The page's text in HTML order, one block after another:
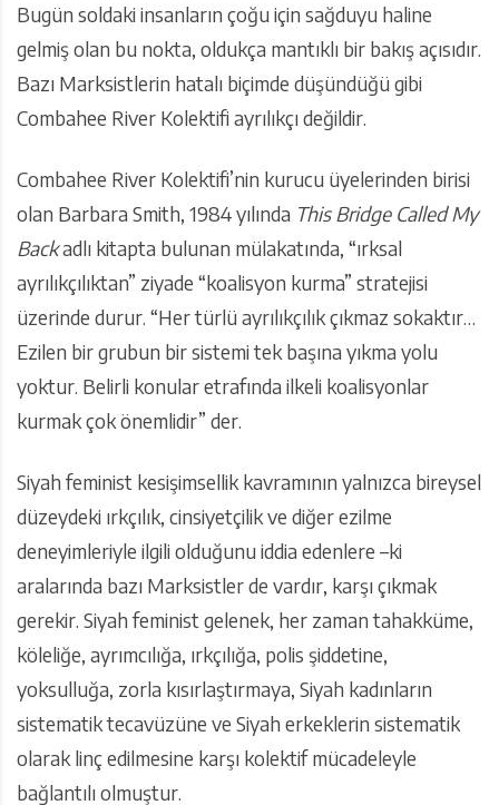
Bugün soldaki insanların çoğu için sağduyu haline
gelmiş olan bu nokta, oldukça mantıklı bir bakış açısıdır.
Bazı Marksistlerin hatalı biçimde düşündüğü gibi
Combahee River Kolektifi ayrılıkçı değildir.
Combahee River Kolektifi’nin kurucu üyelerinden birisi
olan Barbara Smith, 1984 yılında This Bridge Called My
Backadlı kitapta bulunan mülakatında, “ırksal
ayrılıkçılıktan” ziyade “koalisyon kurma” stratejisi
üzerinde durur. “Her türlü ayrılıkçılık çıkmaz sokaktır…
Ezilen bir grubun bir sistemi tek başına yıkma yolu
yoktur. Belirli konular etrafında ilkeli koalisyonlar
kurmak çok önemlidir” der.
Siyah feminist kesişimsellik kavramının yalnızca bireysel
düzeydeki ırkçılık, cinsiyetçilik ve diğer ezilme
deneyimleriyle ilgili olduğunu iddia edenlere –ki
aralarında bazı Marksistler de vardır, karşı çıkmak
gerekir. Siyah feminist gelenek, her zaman tahakküme,
köleliğe, ayrımcılığa, ırkçılığa, polis şiddetine,
yoksulluğa, zorla kısırlaştırmaya, Siyah kadınların
sistematik tecavüzüne ve Siyah erkeklerin sistematik
olarak linç edilmesine karşı kolektif mücadeleyle
bağlantılı olmuştur.